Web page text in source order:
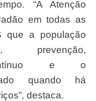
“A Atenção
em todas as
que a população
prevenção,
contínuo e o
quando há
destaca.